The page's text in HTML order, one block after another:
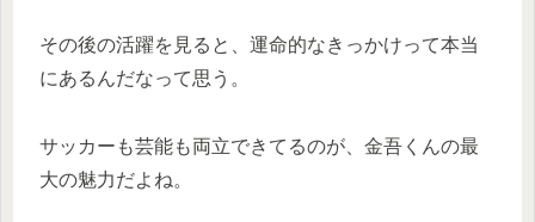
その後の活躍を見ると、運命的なきっかけって本当
にあるんだなって思う。
サッカーも芸能も両立できてるのが、金吾くんの最
大の魅力だよね。